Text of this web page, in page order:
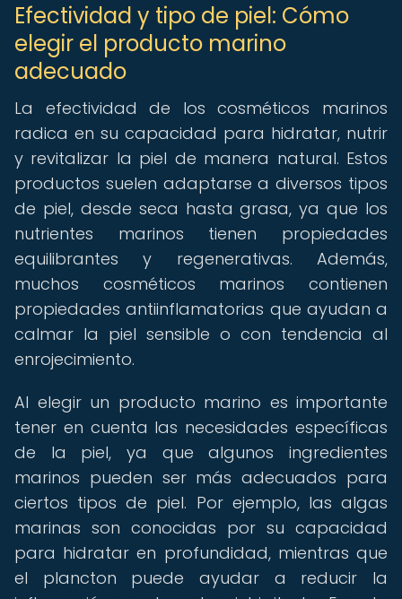
Efectividad y tipo de piel: Cómo
elegir el producto marino
adecuado
La efectividad de los cosméticos marinos
radica en su capacidad para hidratar, nutrir
y revitalizar la piel de manera natural. Estos
productos suelen adaptarse a diversos tipos
de piel, desde seca hasta grasa, ya que los
nutrientes marinos tienen propiedades
equilibrantes y regenerativas. Además,
muchos cosméticos marinos contienen
propiedades antiinflamatorias que ayudan a
calmar la piel sensible o con tendencia al
enrojecimiento.
Al elegir un producto marino es importante
tener en cuenta las necesidades específicas
de la piel, ya que algunos ingredientes
marinos pueden ser más adecuados para
ciertos tipos de piel. Por ejemplo, las algas
marinas son conocidas por su capacidad
para hidratar en profundidad, mientras que
el plancton puede ayudar a reducir la